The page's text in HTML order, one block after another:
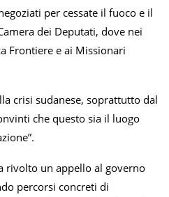
per cessate il fuoco e il
dei Deputati, dove nei
Frontiere e ai Missionari
crisi sudanese, soprattutto dal
che questo sia il luogo
rivolto un appello al governo
percorsi concreti di